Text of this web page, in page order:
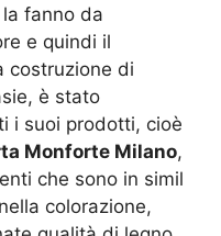
fanno da
e quindi il
costruzione di
è stato
i suoi prodotti, cioè
Monforte Milano,
che sono in simil
colorazione,